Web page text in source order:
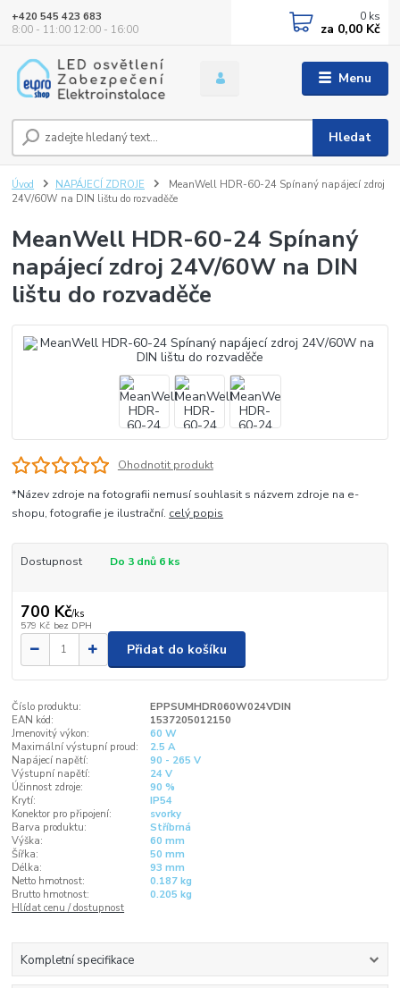
Menu
Hledat
+420 545 423 683
8:00 - 11:00 12:00 - 16:00
0 ks
za 0,00 Kč
Úvod NAPÁJECÍ ZDROJE
MeanWell HDR-60-24 Spínaný napájecí zdroj
24V/60W na DIN lištu do rozvaděče
MeanWell HDR-60-24 Spínaný
napájecí zdroj 24V/60W na DIN
lištu do rozvaděče
Ohodnotit produkt
*Název zdroje na fotografii nemusí souhlasit s názvem zdroje na e-
shopu, fotografie je ilustrační. celý popis
Dostupnost Do 3 dnů 6 ks
700 Kč/ks
579 Kč bez DPH
Přidat do košíku
Číslo produktu:
EPPSUMHDR060W024VDIN
EAN kód:
1537205012150
Jmenovitý výkon:
60 W
Maximální výstupní proud:
2.5 A
Napájecí napětí:
90 - 265 V
Výstupní napětí:
24 V
Účinnost zdroje:
90 %
Krytí:
IP54
Konektor pro připojení:
svorky
Barva produktu:
Stříbrná
Výška:
60 mm
Šířka:
50 mm
Délka:
93 mm
Netto hmotnost:
0.187 kg
Brutto hmotnost:
0.205 kg
Hlídat cenu / dostupnost
Kompletní specifikace